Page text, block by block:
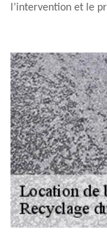
l’intervention et le